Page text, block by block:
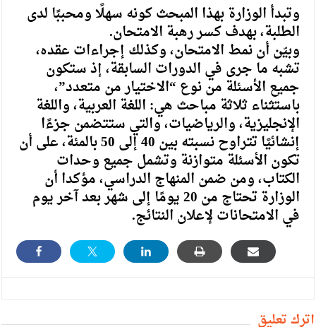
وتبدأ الوزارة بهذا المبحث كونه سهلًا ومحببًا لدى
الطلبة، بهدف كسر رهبة الامتحان.
وبيّن أن نمط الامتحان، وكذلك إجراءات عقده،
تشبه ما جرى في الدورات السابقة، إذ ستكون
جميع الأسئلة من نوع “الاختيار من متعدد”،
باستثناء ثلاثة مباحث هي: اللغة العربية، واللغة
الإنجليزية، والرياضيات، والتي ستتضمن جزءًا
إنشائيًا تتراوح نسبته بين 40 إلى 50 بالمئة، على أن
تكون الأسئلة متوازنة وتشمل جميع وحدات
الكتاب، ومن ضمن المنهاج الدراسي، مؤكدا أن
الوزارة تحتاج من 20 يومًا إلى شهر بعد آخر يوم
في الامتحانات لإعلان النتائج.
أترك تعليق